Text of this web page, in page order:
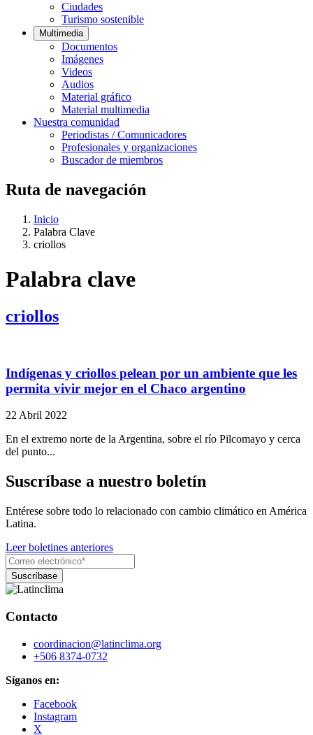
Ciudades
Turismo sostenible
Multimedia
Documentos
Imágenes
Videos
Audios
Material gráfico
Material multimedia
Nuestra comunidad
Periodistas / Comunicadores
Profesionales y organizaciones
Buscador de miembros
Ruta de navegación
Inicio
Palabra Clave
criollos
Palabra clave
criollos
Indígenas y criollos pelean por un ambiente que les
permita vivir mejor en el Chaco argentino
22 Abril 2022
En el extremo norte de la Argentina, sobre el río Pilcomayo y cerca
del punto...
Suscríbase a nuestro boletín
Entérese sobre todo lo relacionado con cambio climático en América
Latina.
Leer boletines anteriores
Contacto
coordinacion@latinclima.org
+506 8374-0732
Síganos en:
Facebook
Instagram
X